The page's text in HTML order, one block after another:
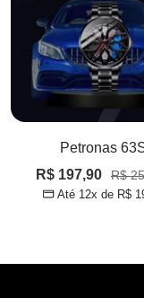
Petronas
Preço
promocional
R$ 197,90
Preço
R$
Até 12x de R$